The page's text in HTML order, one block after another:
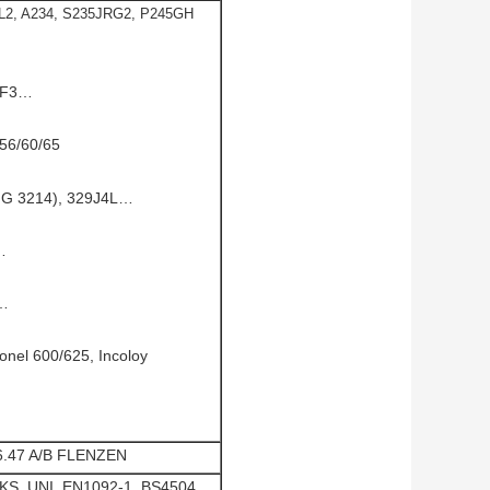
A234, S235JRG2, P245GH
60/65
3214), 329J4L…
600/625, Incoloy
A/B FLENZEN